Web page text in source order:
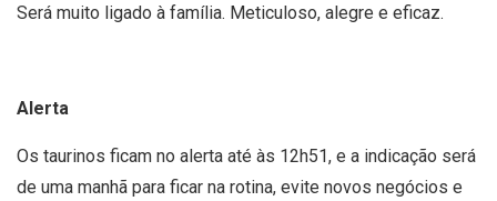
Será muito ligado à família. Meticuloso, alegre e eficaz.
Alerta
Os taurinos ficam no alerta até às 12h51, e a indicação será
de uma manhã para ficar na rotina, evite novos negócios e